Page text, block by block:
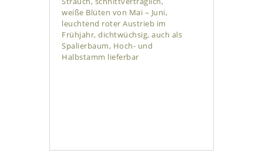
weiße Blüten von Mai – Juni,
leuchtend roter Austrieb im
Frühjahr, dichtwüchsig, auch als
Spalierbaum, Hoch- und
Halbstamm lieferbar